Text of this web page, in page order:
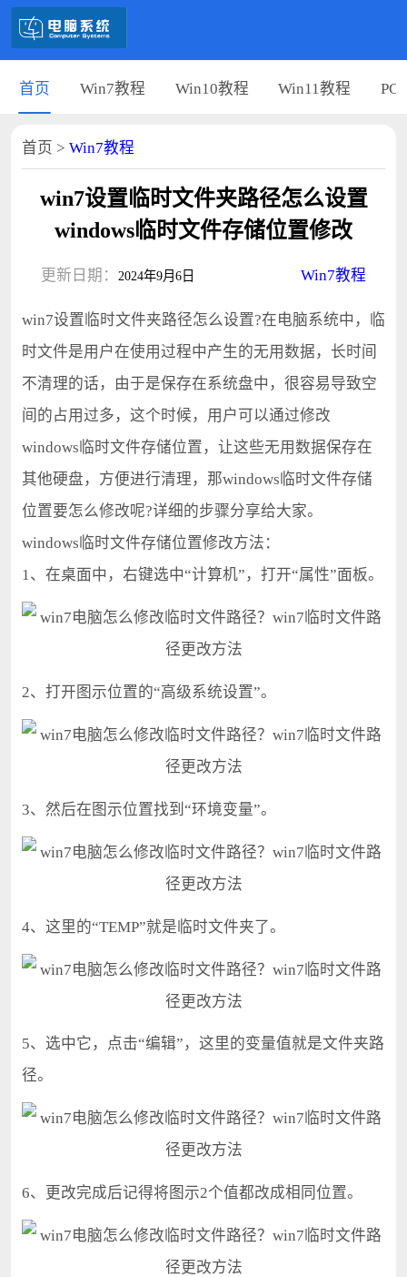
首页 Win7教程 Win10教程 Win11教程 PC
首页 > Win7教程
win7设置临时文件夹路径怎么设置
windows临时文件存储位置修改
更新日期： 2024年9月6日 Win7教程
win7设置临时文件夹路径怎么设置?在电脑系统中，临
时文件是用户在使用过程中产生的无用数据，长时间
不清理的话，由于是保存在系统盘中，很容易导致空
间的占用过多，这个时候，用户可以通过修改
windows临时文件存储位置，让这些无用数据保存在
其他硬盘，方便进行清理，那windows临时文件存储
位置要怎么修改呢?详细的步骤分享给大家。
windows临时文件存储位置修改方法：
1、在桌面中，右键选中“计算机”，打开“属性”面板。
2、打开图示位置的“高级系统设置”。
3、然后在图示位置找到“环境变量”。
4、这里的“TEMP”就是临时文件夹了。
5、选中它，点击“编辑”，这里的变量值就是文件夹路
径。
6、更改完成后记得将图示2个值都改成相同位置。